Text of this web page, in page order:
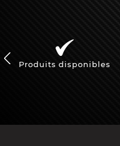
Produits disponibles